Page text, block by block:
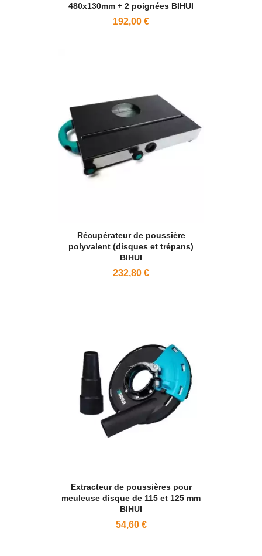
480x130mm + 2 poignées BIHUI
192,00 €
Récupérateur de poussière
polyvalent (disques et trépans)
BIHUI
232,80 €
Extracteur de poussières pour
meuleuse disque de 115 et 125 mm
BIHUI
54,60 €